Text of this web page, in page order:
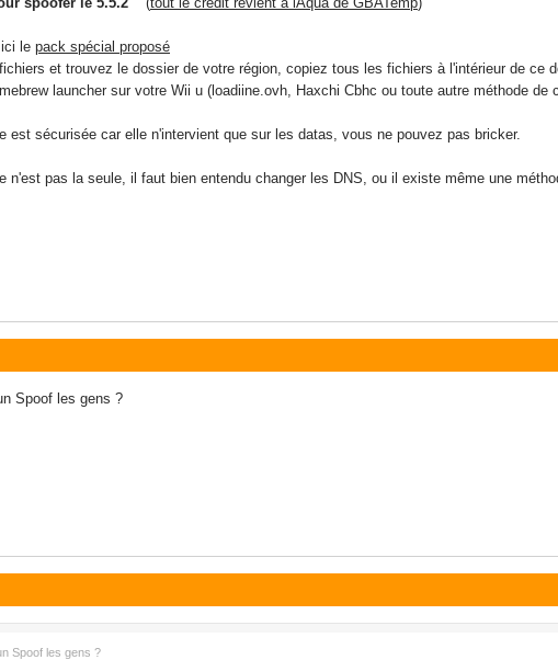
le pack spécial proposé
et trouvez le dossier de votre région, copiez tous les fichiers à l'intérieur de ce
launcher sur votre Wii u (loadiine.ovh, Haxchi Cbhc ou toute autre méthode
est sécurisée car elle n'intervient que sur les datas, vous ne pouvez pas bricker.
n'est pas la seule, il faut bien entendu changer les DNS, ou il existe même une
Spoof les gens ?
Spoof les gens ?